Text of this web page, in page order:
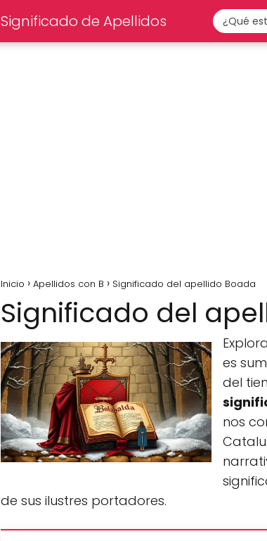
Significado de Apellidos
Inicio Apellidos con B Significado del apellido Boada
Significado del
es
del
nos
de sus ilustres portadores.